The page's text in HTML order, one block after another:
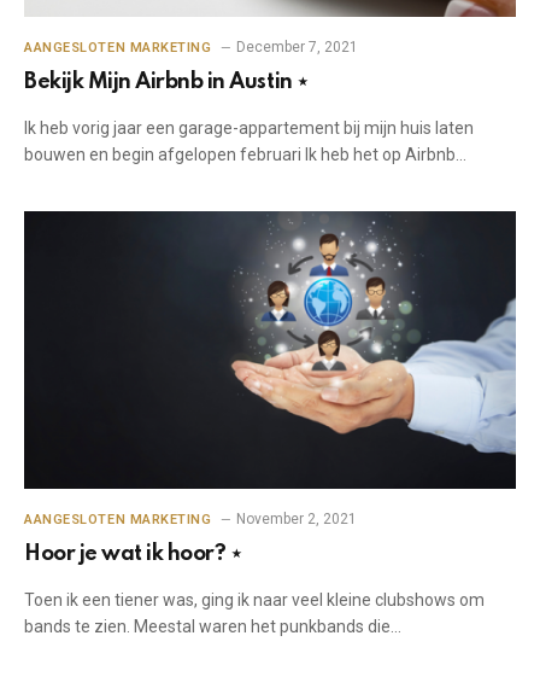
AANGESLOTEN MARKETING December 7, 2021
Bekijk Mijn Airbnb in Austin ⋆
Ik heb vorig jaar een garage-appartement bij mijn huis laten
bouwen en begin afgelopen februari Ik heb het op Airbnb…
AANGESLOTEN MARKETING November 2, 2021
Hoor je wat ik hoor? ⋆
Toen ik een tiener was, ging ik naar veel kleine clubshows om
bands te zien. Meestal waren het punkbands die…